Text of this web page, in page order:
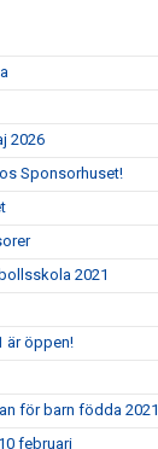
2026
Sponsorhuset!
2021
är öppen!
för barn födda 2021
februari